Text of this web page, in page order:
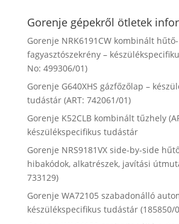
Gorenje gépekről ötletek
Gorenje NRK6191CW kombinált hűtő-
fagyasztószekrény –
No: 499306/01)
Gorenje G640XHS gázfőzőlap –
tudástár (ART: 742061/01)
Gorenje K52CLB kombinált tűzhely
készülékspecifikus tudástár
Gorenje NRS9181VX side-by-side
hibakódok, alkatrészek, javítási
733129)
Gorenje WA72105 szabadonálló
készülékspecifikus tudástár (185850/